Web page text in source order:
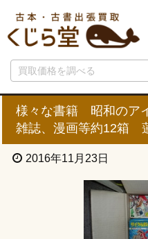
様々な書籍 昭和のア
雑誌、漫画等約12箱
2016年11月23日